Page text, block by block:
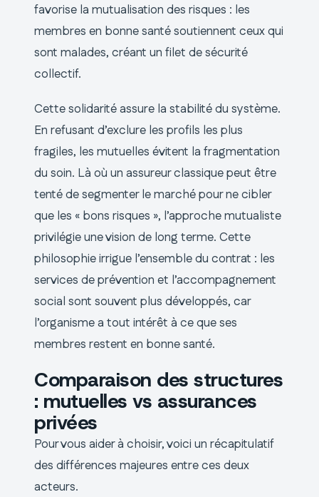
favorise la mutualisation des risques : les
membres en bonne santé soutiennent ceux qui
sont malades, créant un filet de sécurité
collectif.
Cette solidarité assure la stabilité du système.
En refusant d’exclure les profils les plus
fragiles, les mutuelles évitent la fragmentation
du soin. Là où un assureur classique peut être
tenté de segmenter le marché pour ne cibler
que les « bons risques », l’approche mutualiste
privilégie une vision de long terme. Cette
philosophie irrigue l’ensemble du contrat : les
services de prévention et l’accompagnement
social sont souvent plus développés, car
l’organisme a tout intérêt à ce que ses
membres restent en bonne santé.
Comparaison des structures
: mutuelles vs assurances
privées
Pour vous aider à choisir, voici un récapitulatif
des différences majeures entre ces deux
acteurs.